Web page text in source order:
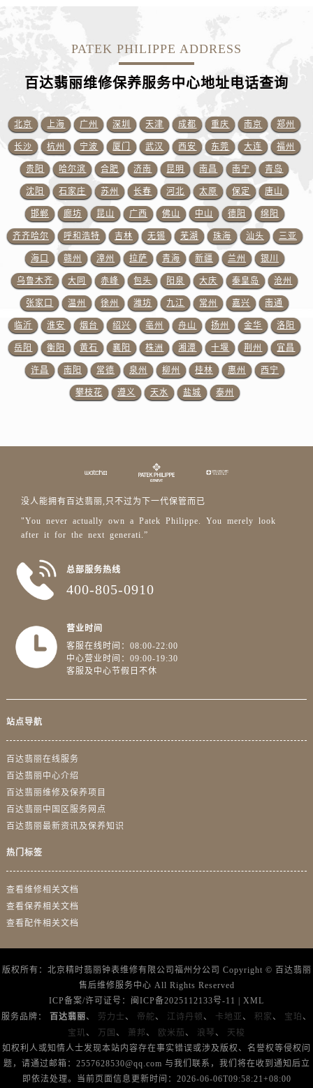
江苏省南京市秦淮区中山南路1号南京中心22层22-C1-C3室售后服务中心（需提前预约）
江苏省泰州市海陵区永定东路399号置地商务中心东塔（华润万象城）17层1706室售后服务中心（需提前预约）
江苏省徐州市鼓楼区淮海东路29号苏宁广场IFC国际金融中心35层3508室售后服务中心（需提前预约）
江苏省盐城市盐都区世纪大道5号盐城金融城写字楼1号楼16层1604室售后服务中心（需提前预约）
江苏省扬州市邗江区国展路29号星耀天地写字楼1号楼18层1803室售后服务中心（需提前预约）
江苏省镇江市京口区中山东路售后服务中心（需提前预约）
江西省抚州市临川区赣东大道售后服务中心（需提前预约）
江西省赣州市章贡区文清路售后服务中心（需提前预约）
江西省吉安市吉州区井冈山大道售后服务中心（需提前预约）
江西省景德镇市珠山区珠山中路售后服务中心（需提前预约）
江西省九江市浔阳区浔阳路售后服务中心（需提前预约）
江西省南昌市红谷滩新区红谷中大道998号绿地双子塔（中央广场）A1座办公楼14层1407室售后服务中心（需提前预约）
江西省萍乡市安源区萍安北大道与康庄路交叉口售后服务中心（需提前预约）
江西省上饶市信州区滨江西路售后服务中心（需提前预约）
江西省新余市渝水区北湖西路售后服务中心（需提前预约）
山东省东营市东营区济南路售后服务中心（需提前预约）
浙江省杭州市上城区钱江路1366号华润大厦A座5层503-5室售后服务中心（需提前预约）
浙江省嘉兴市南湖区广益路705号嘉兴世界贸易中心A座13层1304室售后服务中心（需提前预约）
澳门省路氹城市金光大道售后服务中心（需提前预约）
广东省潮州市潮安区新风路与潮汕路交汇处售后服务中心（需提前预约）
广东省广州市天河区天河路230号万菱汇国际中心A塔7层704室售后服务中心（需提前预约）
PATEK PHILIPPE ADDRESS
百达翡丽维修保养服务中心地址电话查询
北京 上海 广州 深圳 天津 成都 重庆 南京 郑州
长沙 杭州 宁波 厦门 武汉 西安 东莞 大连 福州
贵阳 哈尔滨 合肥 济南 昆明 南昌 南宁 青岛
沈阳 石家庄 苏州 长春 河北 太原 保定 唐山
邯郸 廊坊 昆山 广西 佛山 中山 德阳 绵阳
齐齐哈尔 呼和浩特 吉林 无锡 芜湖 珠海 汕头 三亚
海口 赣州 漳州 拉萨 青海 新疆 兰州 银川
乌鲁木齐 大同 赤峰 包头 阳泉 大庆 秦皇岛 沧州
张家口 温州 徐州 潍坊 九江 常州 嘉兴 南通
临沂 淮安 烟台 绍兴 亳州 舟山 扬州 金华 洛阳
岳阳 衡阳 黄石 襄阳 株洲 湘潭 十堰 荆州 宜昌
许昌 南阳 常德 泉州 柳州 桂林 惠州 西宁
攀枝花 遵义 天水 盐城 泰州
没人能拥有百达翡丽,只不过为下一代保管而已
"You never actually own a Patek Philippe. You merely look
after it for the next generati.”
总部服务热线
400-805-0910
营业时间
客服在线时间：08:00-22:00
中心营业时间：09:00-19:30
客服及中心节假日不休
站点导航
百达翡丽在线服务
百达翡丽中心介绍
百达翡丽维修及保养项目
百达翡丽中国区服务网点
百达翡丽最新资讯及保养知识
热门标签
查看维修相关文档
查看保养相关文档
查看配件相关文档
版权所有：北京精时翡丽钟表维修有限公司福州分公司 Copyright © 百达翡丽
售后维修服务中心 All Rights Reserved
ICP备案/许可证号： 闽ICP备2025112133号-11 | XML
服务品牌： 百达翡丽、 劳力士 、 帝舵 、 江诗丹顿 、 卡地亚 、 积家 、 宝珀 、
宝玑、 万国 、 萧邦 、 欧米茄 、 浪琴 、 天梭
如权利人或知情人士发现本站内容存在事实错误或涉及版权、名誉权等侵权问
题，请通过邮箱：2557628530@qq.com 与我们联系，我们将在收到通知后立
即依法处理。当前页面信息更新时间：2026-06-06T09:58:21+08:00